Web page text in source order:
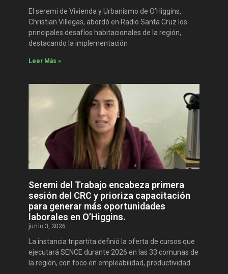
El seremi de Vivienda y Urbanismo de O’Higgins,
Christian Villegas, abordó en Radio Santa Cruz los
principales desafíos habitacionales de la región,
destacando la implementación
Leer Más »
Seremi del Trabajo encabeza primera
sesión del CRC y prioriza capacitación
para generar más oportunidades
laborales en O’Higgins.
junio 3, 2026
La instancia tripartita definió la oferta de cursos que
ejecutará SENCE durante 2026 en las 33 comunas de
la región, con foco en empleabilidad, productividad